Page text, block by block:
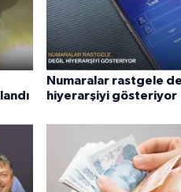
Numaralar rastgele
hiyerarşiyi gösteriyor